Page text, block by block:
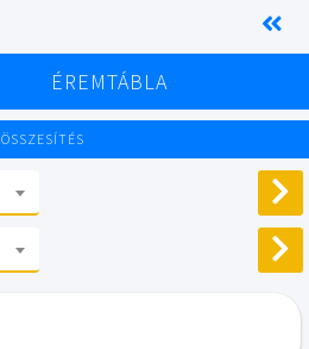
ÉREMTÁBLA
ÖSSZESÍTÉS